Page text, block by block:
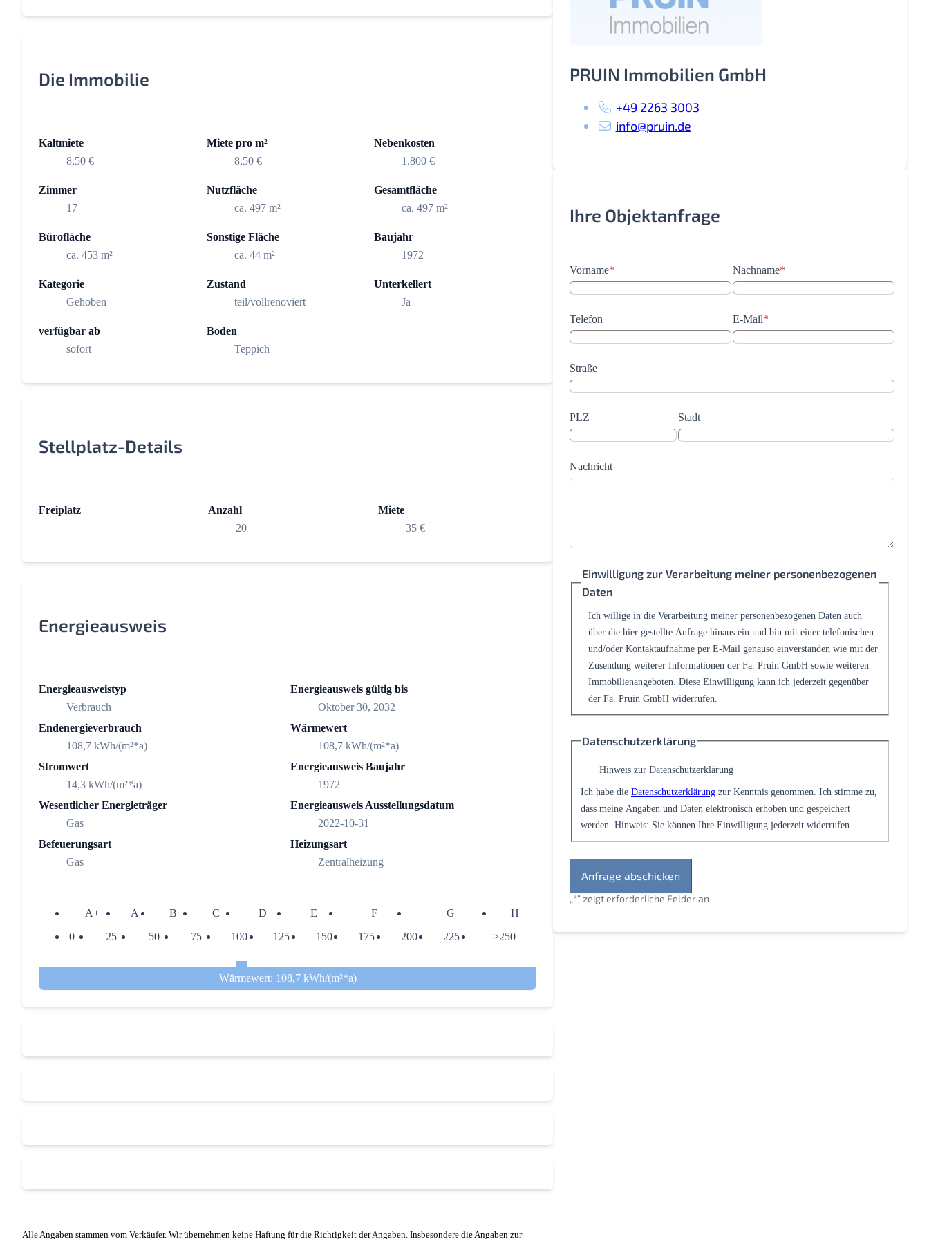
Die Immobilie
Kaltmiete
8,50 €
Miete pro m²
8,50 €
Nebenkosten
1.800 €
Zimmer
17
Nutzfläche
ca. 497 m²
Gesamtfläche
ca. 497 m²
Bürofläche
ca. 453 m²
Sonstige Fläche
ca. 44 m²
Baujahr
1972
Kategorie
Gehoben
Zustand
teil/vollrenoviert
Unterkellert
Ja
verfügbar ab
sofort
Boden
Teppich
Stellplatz-Details
Freiplatz
Anzahl
20
Miete
35 €
Energieausweis
Energieausweistyp
Verbrauch
Energieausweis gültig bis
Oktober 30, 2032
Endenergieverbrauch
108,7 kWh/(m²*a)
Wärmewert
108,7 kWh/(m²*a)
Stromwert
14,3 kWh/(m²*a)
Energieausweis Baujahr
1972
Wesentlicher Energieträger
Gas
Energieausweis Ausstellungsdatum
2022-10-31
Befeuerungsart
Gas
Heizungsart
Zentralheizung
A+ A B C D E F G
H
0
25 50 75 100 125 150 175 200 225 >250
Wärmewert: 108,7 kWh/(m²*a)
Alle Angaben stammen vom Verkäufer. Wir übernehmen keine Haftung für die Richtigkeit der Angaben. Insbesondere die Angaben zur
PRUIN Immobilien GmbH
+49 2263 3003
info@pruin.de
Ihre Objektanfrage
„*“ zeigt erforderliche Felder an
Vorname* Nachname*
Telefon E-Mail*
Straße
PLZ Stadt
Nachricht
Einwilligung zur Verarbeitung meiner personenbezogenen
Daten
Ich willige in die Verarbeitung meiner personenbezogenen Daten auch
über die hier gestellte Anfrage hinaus ein und bin mit einer telefonischen
und/oder Kontaktaufnahme per E-Mail genauso einverstanden wie mit der
Zusendung weiterer Informationen der Fa. Pruin GmbH sowie weiteren
Immobilienangeboten. Diese Einwilligung kann ich jederzeit gegenüber
der Fa. Pruin GmbH widerrufen.
Datenschutzerklärung
Hinweis zur Datenschutzerklärung
Ich habe die Datenschutzerklärung zur Kenntnis genommen. Ich stimme zu,
dass meine Angaben und Daten elektronisch erhoben und gespeichert
werden. Hinweis: Sie können Ihre Einwilligung jederzeit widerrufen.